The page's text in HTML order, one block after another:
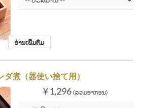
ອ່ານເພີ່ມຕື່ມ
煮（器使い捨て用）
¥ 1,296 (ລວມອາກອນ)